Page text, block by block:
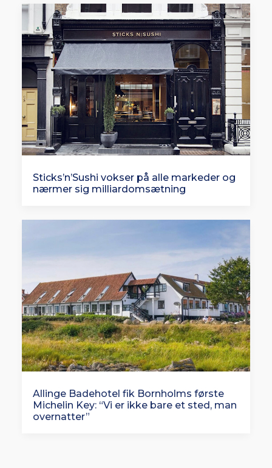
Sticks’n’Sushi vokser på alle markeder og
nærmer sig milliardomsætning
Allinge Badehotel fik Bornholms første
Michelin Key: “Vi er ikke bare et sted, man
overnatter”